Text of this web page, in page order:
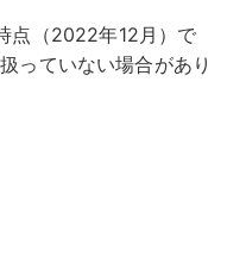
点（2022年12月）で
っていない場合があり